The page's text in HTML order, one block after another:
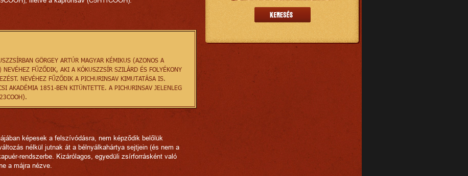
GÖRGEY ARTÚR MAGYAR KÉMIKUS (AZONOS A
NEVÉHEZ FŰZŐDIK, AKI A KÓKUSZZSÍR SZILÁRD ÉS FOLYÉKONY
NEVÉHEZ FŰZŐDIK A PICHURINSAV KIMUTATÁSA IS.
AKADÉMIA 1851-BEN KITÜNTETTE. A PICHURINSAV JELENLEG
képesek a felszívódásra, nem képződik belőlük
nélkül jutnak át a bélnyálkahártya sejtjein (és nem a
rendszerbe. Kizárólagos, egyedüli zsírforrásként való
a májra nézve.